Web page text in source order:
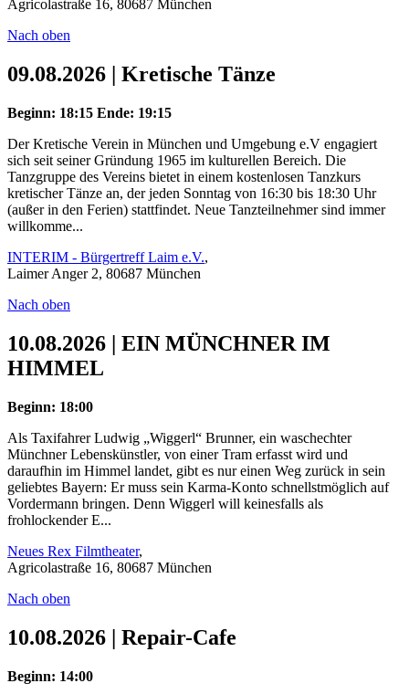
Agricolastraße 16, 80687 München
Nach oben
09.08.2026 | Kretische Tänze
Beginn: 18:15 Ende: 19:15
Der Kretische Verein in München und Umgebung e.V engagiert
sich seit seiner Gründung 1965 im kulturellen Bereich. Die
Tanzgruppe des Vereins bietet in einem kostenlosen Tanzkurs
kretischer Tänze an, der jeden Sonntag von 16:30 bis 18:30 Uhr
(außer in den Ferien) stattfindet. Neue Tanzteilnehmer sind immer
willkomme...
INTERIM - Bürgertreff Laim e.V.,
Laimer Anger 2, 80687 München
Nach oben
10.08.2026 | EIN MÜNCHNER IM
HIMMEL
Beginn: 18:00
Als Taxifahrer Ludwig „Wiggerl“ Brunner, ein waschechter
Münchner Lebenskünstler, von einer Tram erfasst wird und
daraufhin im Himmel landet, gibt es nur einen Weg zurück in sein
geliebtes Bayern: Er muss sein Karma-Konto schnellstmöglich auf
Vordermann bringen. Denn Wiggerl will keinesfalls als
frohlockender E...
Neues Rex Filmtheater,
Agricolastraße 16, 80687 München
Nach oben
10.08.2026 | Repair-Cafe
Beginn: 14:00